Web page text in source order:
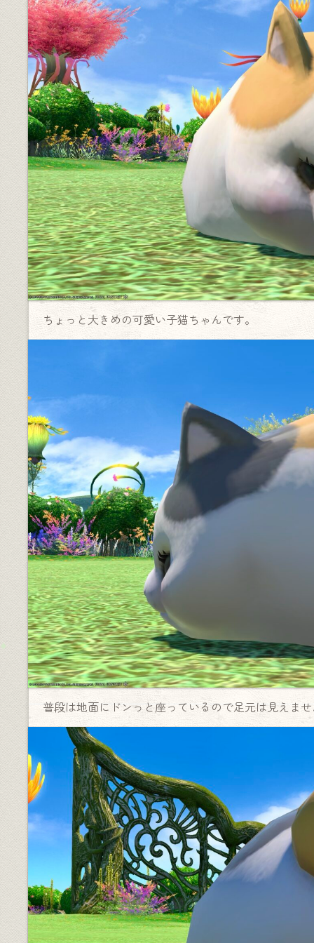
ちょっと大きめの可愛い子猫ちゃんです。
普段は地面にドンっと座っているので足元は見えま